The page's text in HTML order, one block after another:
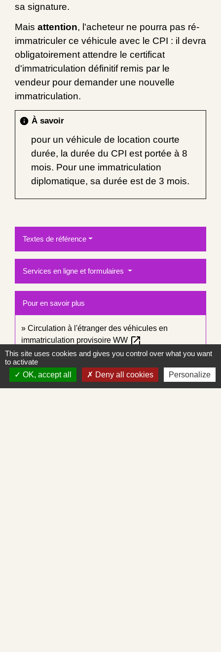
sa signature.
Mais attention, l'acheteur ne pourra pas ré-
immatriculer ce véhicule avec le CPI : il devra
obligatoirement attendre le certificat
d'immatriculation définitif remis par le
vendeur pour demander une nouvelle
immatriculation.
info À savoir
pour un véhicule de location courte
durée, la durée du CPI est portée à 8
mois. Pour une immatriculation
diplomatique, sa durée est de 3 mois.
Textes de référence
Services en ligne et formulaires
Pour en savoir plus
Circulation à l'étranger des véhicules en
immatriculation provisoire WW open_in_new
Agence nationale des titres sécurisés (ANTS)
Signaler une erreur sur cette page
This site uses cookies and gives you control over what you want
to activate
OK, accept all
Deny all cookies Personalize